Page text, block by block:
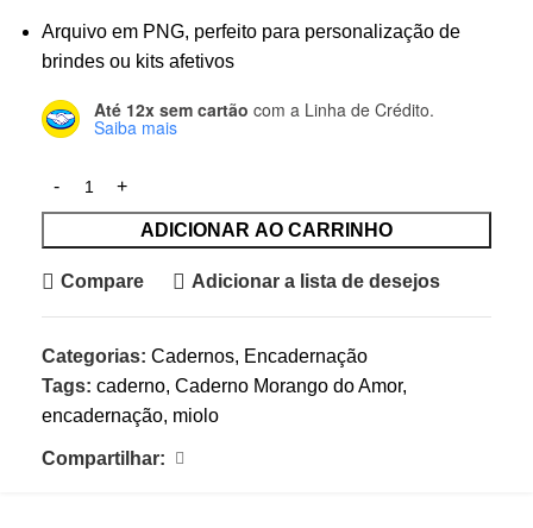
Arquivo em PNG, perfeito para personalização de
brindes ou kits afetivos
Até 12x sem cartão com a Linha de Crédito.
Saiba mais
ADICIONAR AO CARRINHO
Compare Adicionar a lista de desejos
Categorias: Cadernos, Encadernação
Tags: caderno, Caderno Morango do Amor,
encadernação, miolo
Compartilhar: